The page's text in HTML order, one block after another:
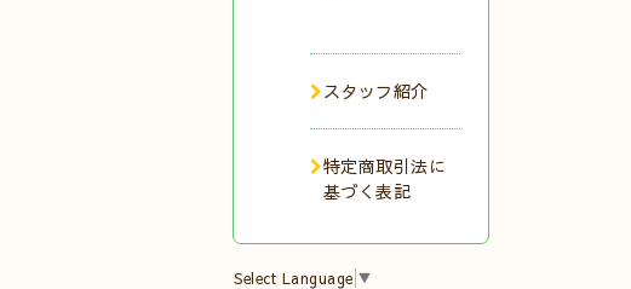
スタッフ紹介
特定商取引法に
基づく表記
Select Language ▼